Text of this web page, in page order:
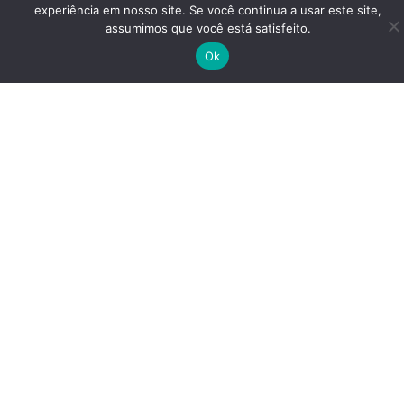
experiência em nosso site. Se você continua a usar este site,
assumimos que você está satisfeito.
Ok